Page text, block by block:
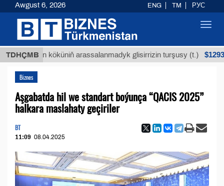
TDHÇMB
Buýan köküniň arassalanmadyk glisirrizin turşusy (t.) $12935,18
Biznes
Aşgabatda hil we standart boýunça “QACIS 2025”
halkara maslahaty geçiriler
BT
11:09 08.04.2025
Awgust 6, 2026 ENG TM РУС